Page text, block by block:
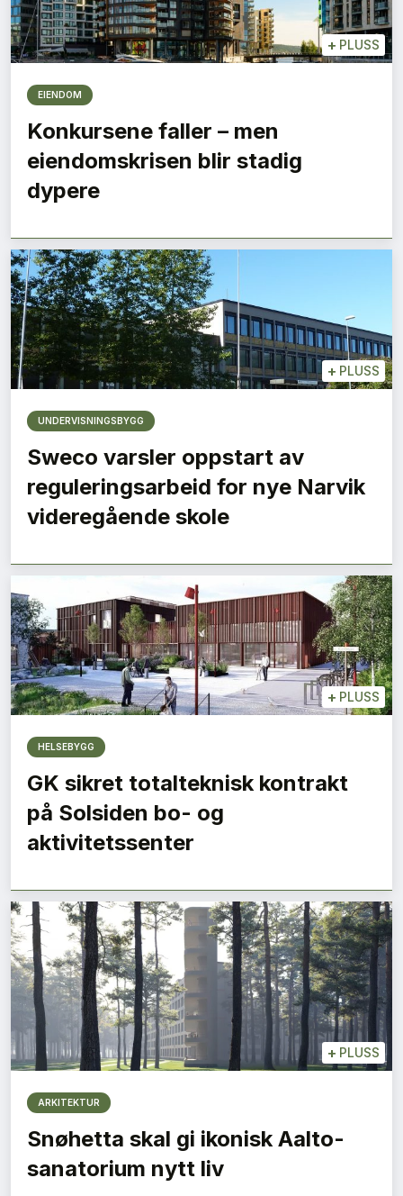
+ PLUSS
EIENDOM
Konkursene faller – men
eiendomskrisen blir stadig
dypere
+ PLUSS
UNDERVISNINGSBYGG
Sweco varsler oppstart av
reguleringsarbeid for nye Narvik
videregående skole
+ PLUSS
HELSEBYGG
GK sikret totalteknisk kontrakt
på Solsiden bo- og
aktivitetssenter
+ PLUSS
ARKITEKTUR
Snøhetta skal gi ikonisk Aalto-
sanatorium nytt liv